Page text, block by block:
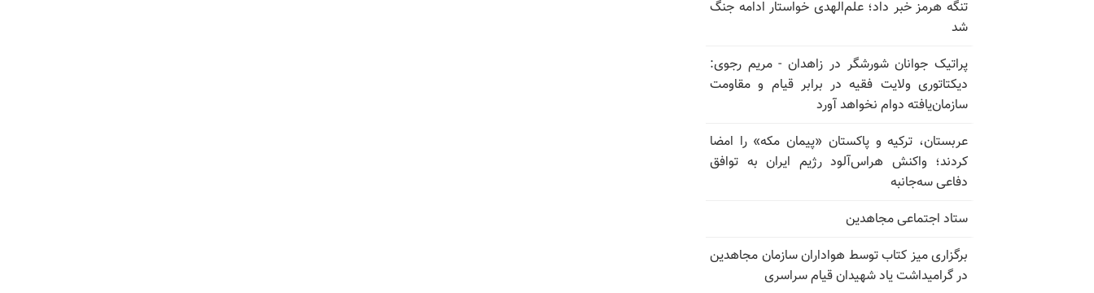
تنگه هرمز خبر داد؛ علم‌الهدی خواستار ادامه جنگ
شد
پراتیک جوانان شورشگر در زاهدان - مریم رجوی:
دیکتاتوری ولایت فقیه در برابر قیام و مقاومت
سازمان‌یافته دوام نخواهد آورد
عربستان، ترکیه و پاکستان «پیمان مکه» را امضا
کردند؛ واکنش هراس‌آلود رژیم ایران به توافق
دفاعی سه‌جانبه
ستاد اجتماعی مجاهدین
برگزاری میز کتاب توسط هواداران سازمان مجاهدین
در گرامیداشت یاد شهیدان قیام سراسری